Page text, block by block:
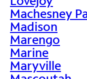
Machesney
Madison
Marengo
Marine
Maryville